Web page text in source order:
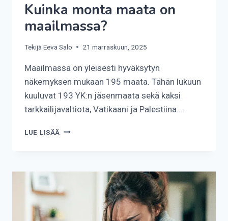
Kuinka monta maata on
maailmassa?
Tekijä Eeva Salo 21 marraskuun, 2025
Maailmassa on yleisesti hyväksytyn
näkemyksen mukaan 195 maata. Tähän lukuun
kuuluvat 193 YK:n jäsenmaata sekä kaksi
tarkkailijavaltiota, Vatikaani ja Palestiina….
LUE LISÄÄ KUINKA
MAAILMASSA?